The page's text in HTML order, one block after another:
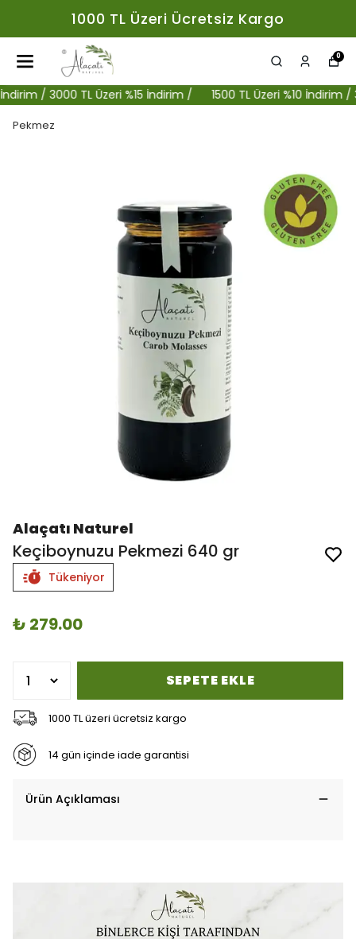
1000 TL Üzeri Ücretsiz Kargo
0
/ 3000 TL Üzeri %15 İndirim / 1500 TL Üzeri %10 İndirim /
Pekmez
Alaçatı Naturel
Keçiboynuzu Pekmezi 640 gr
Tükeniyor
₺ 279.00
SEPETE EKLE
1000 TL üzeri ücretsiz kargo
14 gün içinde iade garantisi
Ürün Açıklaması